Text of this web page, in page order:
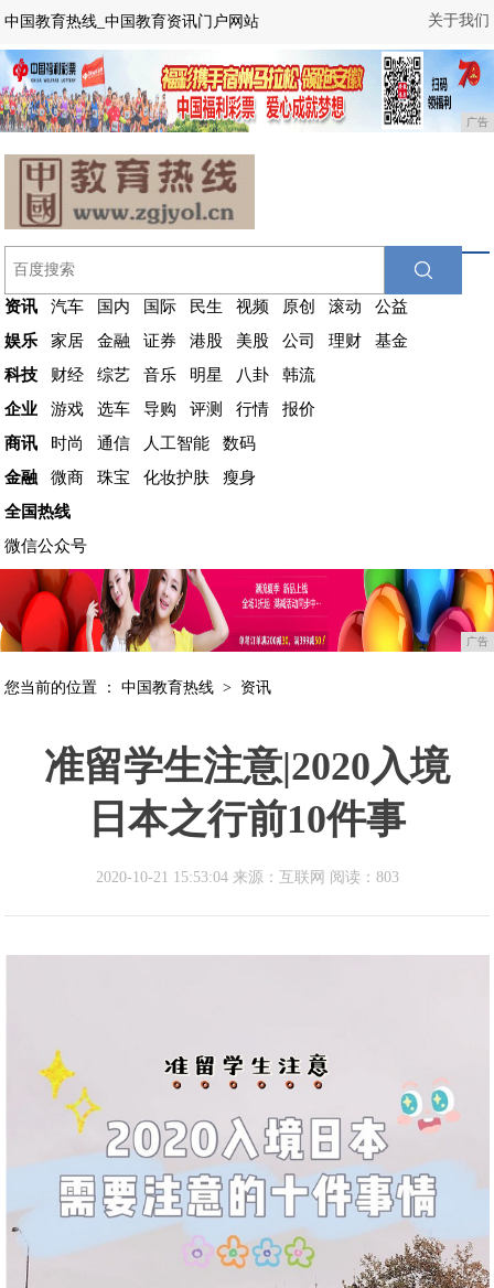
关于我们
中国教育热线_中国教育资讯门户网站
广告
资讯 汽车 国内 国际 民生 视频 原创 滚动
公益
娱乐
家居 金融 证券 港股 美股 公司 理财
基金
科技
财经 综艺 音乐 明星 八卦
韩流
企业
游戏 选车 导购 评测 行情
报价
商讯
时尚 通信 人工智能
数码
金融
微商 珠宝 化妆护肤
瘦身
全国热线
微信公众号
广告
您当前的位置 ：中国教育热线 > 资讯
准留学生注意|2020入境
日本之行前10件事
2020-10-21 15:53:04 来源：互联网 阅读：803